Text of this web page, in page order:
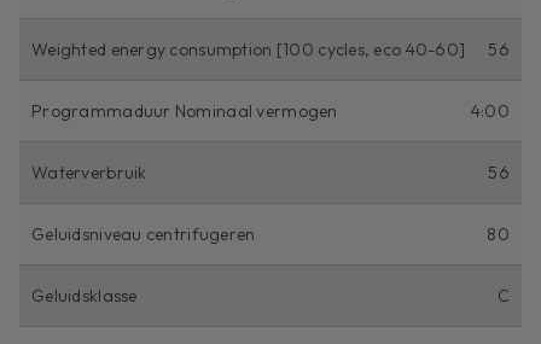
Weighted energy consumption [100 cycles, eco 40-60] 56
Programmaduur Nominaal vermogen 4:00
Waterverbruik 56
Geluidsniveau centrifugeren 80
Geluidsklasse C